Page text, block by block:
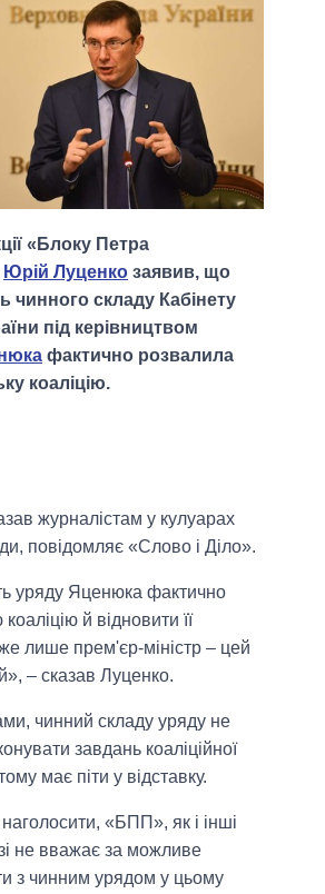
«Блоку Петра
Юрій Луценко заявив, що
чинного складу Кабінету
під керівництвом
фактично розвалила
коаліцію.
журналістам у кулуарах
повідомляє «Слово і Діло».
уряду Яценюка фактично
й відновити її
лише прем'єр-міністр – цей
– сказав Луценко.
чинний складу уряду не
завдань коаліційної
має піти у відставку.
«БПП», як і інші
не вважає за можливе
з чинним урядом у цьому